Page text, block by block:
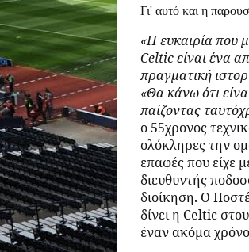
Γι' αυτό και η
«Η ευκαιρία που
Celticείναι ένα
πραγματική
«Θα κάνω ότι
παίζοντας
ο 55χρονος
ολόκληρες την
επαφές που είχε
διευθυντής
διοίκηση. Ο
δίνει η Celtic
έναν ακόμα